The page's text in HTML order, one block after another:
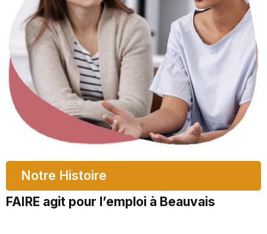
Notre Histoire
FAIRE agit pour l’emploi à Beauvais